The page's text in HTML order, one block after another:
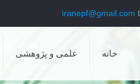
iranepf@gmail.com
خانه علمی و پژوهشی